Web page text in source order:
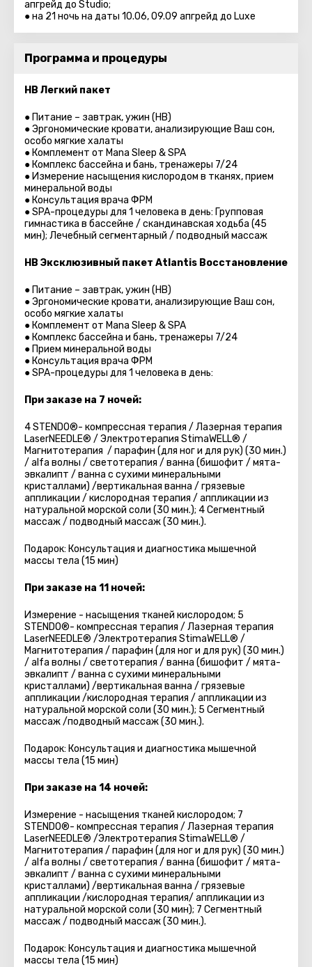
апгрейд до Studio;
● на 21 ночь на даты 10.06, 09.09 апгрейд до Luxe
Программа и процедуры
HB Легкий пакет
● Питание – завтрак, ужин (HB)
● Эргономические кровати, анализирующие Ваш сон,
особо мягкие халаты
● Комплемент от Mana Sleep & SPA
● Комплекс бассейна и бань, тренажеры 7/24
● Измерение насыщения кислородом в тканях, прием
минеральной воды
● Консультация врача ФРМ
● SPA-процедуры для 1 человека в день: Групповая
гимнастика в бассейне / скандинавская ходьба (45
мин); Лечебный сегментарный / подводный массаж
HB Эксклюзивный пакет Atlantis Восстановление
● Питание – завтрак, ужин (HB)
● Эргономические кровати, анализирующие Ваш сон,
особо мягкие халаты
● Комплемент от Mana Sleep & SPA
● Комплекс бассейна и бань, тренажеры 7/24
● Прием минеральной воды
● Консультация врача ФРМ
● SPA-процедуры для 1 человека в день:
При заказе на 7 ночей:
4 STENDO®- компрессная терапия / Лазерная терапия
LaserNEEDLE® / Электротерапия StimaWELL® /
Магнитотерапия / парафин (для ног и для рук) (30 мин.)
/ alfa волны / светотерапия / ванна (бишофит / мята-
эвкалипт / ванна с сухими минеральными
кристаллами) /вертикальная ванна / грязевые
аппликации / кислородная терапия / аппликации из
натуральной морской соли (30 мин.); 4 Сегментный
массаж / подводный массаж (30 мин.).
Подарок: Консультация и диагностика мышечной
массы тела (15 мин)
При заказе на 11 ночей:
Измерение - насыщения тканей кислородом; 5
STENDO®- компрессная терапия / Лазерная терапия
LaserNEEDLE® /Электротерапия StimaWELL® /
Магнитотерапия / парафин (для ног и для рук) (30 мин.)
/ alfa волны / светотерапия / ванна (бишофит / мята-
эвкалипт / ванна с сухими минеральными
кристаллами) /вертикальная ванна / грязевые
аппликации /кислородная терапия / аппликации из
натуральной морской соли (30 мин.); 5 Сегментный
массаж /подводный массаж (30 мин.).
Подарок: Консультация и диагностика мышечной
массы тела (15 мин)
При заказе на 14 ночей:
Измерение - насыщения тканей кислородом; 7
STENDO®- компрессная терапия / Лазерная терапия
LaserNEEDLE® /Электротерапия StimaWELL® /
Магнитотерапия / парафин (для ног и для рук) (30 мин.)
/ alfa волны / светотерапия / ванна (бишофит / мята-
эвкалипт / ванна с сухими минеральными
кристаллами) /вертикальная ванна / грязевые
аппликации /кислородная терапия/ аппликации из
натуральной морской соли (30 мин); 7 Cегментный
массаж / подводный массаж (30 мин.).
Подарок: Консультация и диагностика мышечной
массы тела (15 мин)